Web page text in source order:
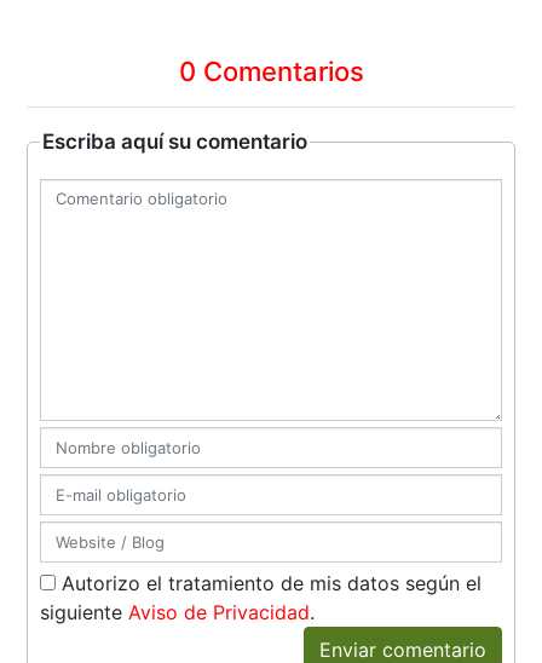
0 Comentarios
Escriba aquí su comentario
Autorizo el tratamiento de mis datos según el
siguiente Aviso de Privacidad.
Enviar comentario